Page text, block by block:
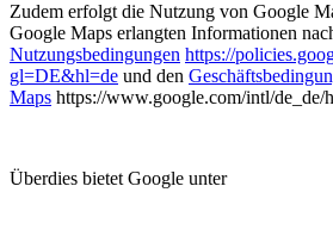
Zudem erfolgt die Nutzung von Google
Google Maps erlangten Informationen
Nutzungsbedingungen https://
gl=DE&hl=de und den
Maps https://www.google.com/intl/de_de/
Überdies bietet Google unter